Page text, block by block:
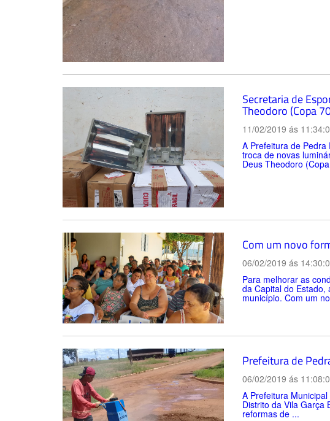
Secretaria de
Theodoro (Copa
11/02/2019 ás
A Prefeitura de
troca de novas
Deus Theodoro
Com um novo
06/02/2019 ás
Para melhorar as
da Capital do Estado,
município. Com um
Prefeitura de
06/02/2019 ás
A Prefeitura
Distrito da Vila Garça
reformas de ...